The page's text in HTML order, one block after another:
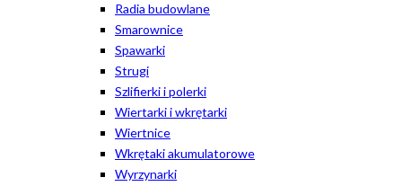
Radia budowlane
Smarownice
Spawarki
Strugi
Szlifierki i polerki
Wiertarki i wkrętarki
Wiertnice
Wkrętaki akumulatorowe
Wyrzynarki